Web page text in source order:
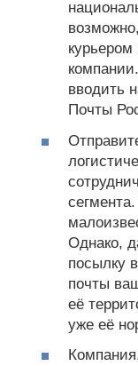
курьером
вводить
Почты
Однако,
посылку
почты
её
уже её